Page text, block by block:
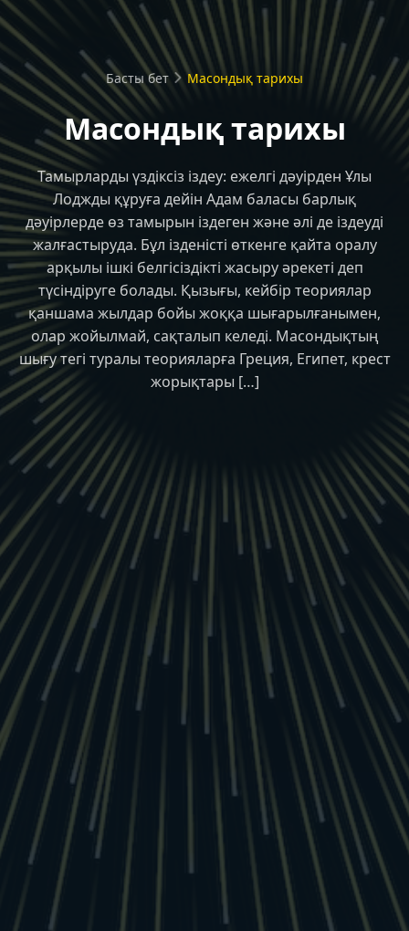
Басты бет Масондық тарихы
Масондық тарихы
Тамырларды үздіксіз іздеу: ежелгі дәуірден Ұлы
Лоджды құруға дейін Адам баласы барлық
дәуірлерде өз тамырын іздеген және әлі де іздеуді
жалғастыруда. Бұл ізденісті өткенге қайта оралу
арқылы ішкі белгісіздікті жасыру әрекеті деп
түсіндіруге болады. Қызығы, кейбір теориялар
қаншама жылдар бойы жоққа шығарылғанымен,
олар жойылмай, сақталып келеді. Масондықтың
шығу тегі туралы теорияларға Греция, Египет, крест
жорықтары […]